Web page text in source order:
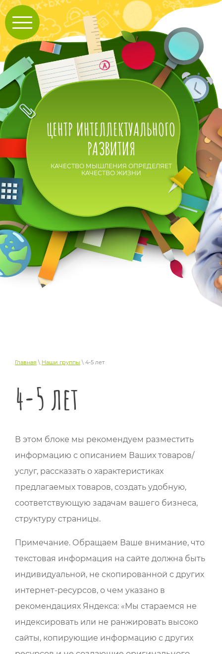
ЦЕНТР ИНТЕЛЛЕКТУАЛЬНОГО
РАЗВИТИЯ
КАЧЕСТВО МЫШЛЕНИЯ ОПРЕДЕЛЯЕТ
КАЧЕСТВО ЖИЗНИ
Главная \ Наши группы \ 4-5 лет
4-5 лет
В этом блоке мы рекомендуем разместить
информацию с описанием Ваших товаров/
услуг, рассказать о характеристиках
предлагаемых товаров, создать удобную,
соответствующую задачам вашего бизнеса,
структуру страницы.
Примечание. Обращаем Ваше внимание, что
текстовая информация на сайте должна быть
индивидуальной, не скопированной с других
интернет-ресурсов, о чем указано в
рекомендациях Яндекса: «Мы стараемся не
индексировать или не ранжировать высоко
сайты, копирующие информацию с других